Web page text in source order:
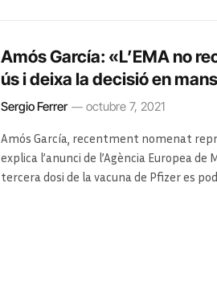
Amós García: «L’EMA no
ús i deixa la decisió en
Sergio Ferrer octubre 7, 2021
Amós García, recentment nomenat
explica l’anunci de l’Agència Europea
tercera dosi de la vacuna de Pfizer es